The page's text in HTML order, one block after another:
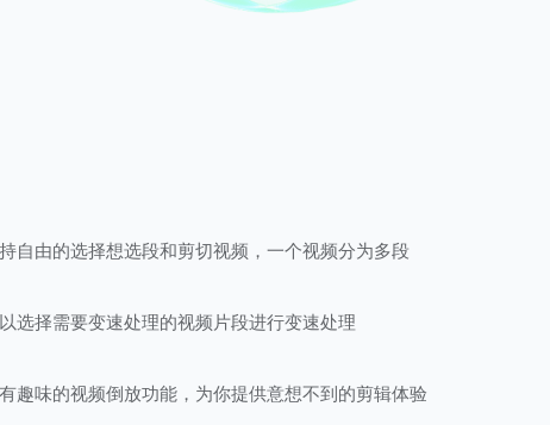
自由的选择想选段和剪切视频，一个视频分为多段
选择需要变速处理的视频片段进行变速处理
趣味的视频倒放功能，为你提供意想不到的剪辑体验